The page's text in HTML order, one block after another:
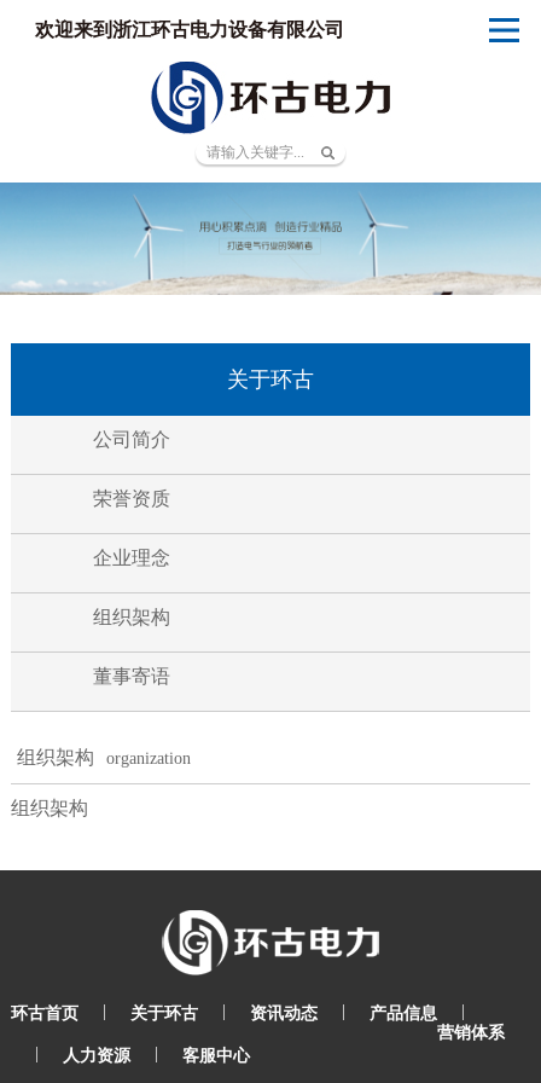
欢迎来到浙江环古电力设备有限公司
关于环古
公司简介
荣誉资质
企业理念
组织架构
董事寄语
组织架构 organization
组织架构
环古首页 关于环古 资讯动态 产品信息
营销体系
人力资源 客服中心